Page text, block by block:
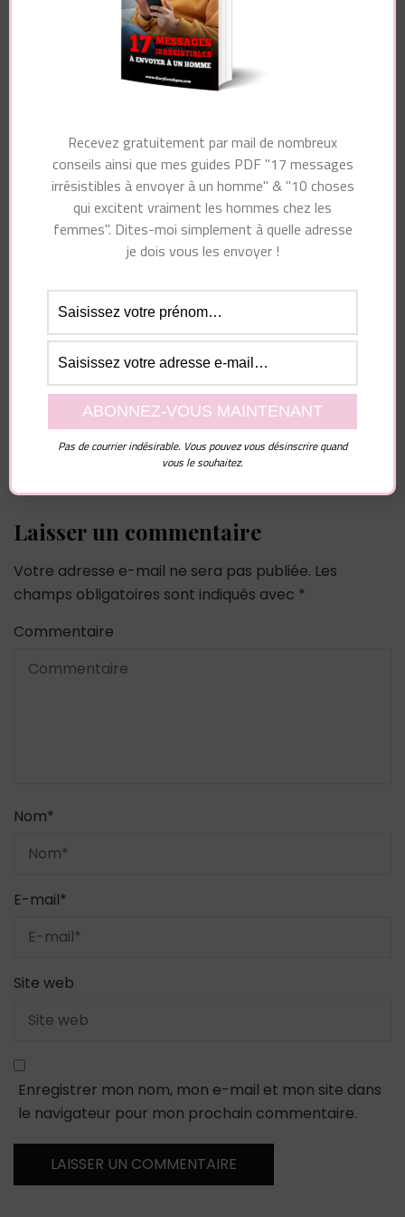
Essayez. Vous pouvez vous désinscrire à tout moment.
Navigation
d'article
Article précédent
7 Signes Qu’il Est
Temps De Rompre
Article suivant
5 Façons Dont Les
Hommes Traitent Les
Femmes Qu’ils
Vous pourriez également aimer...
Laisser un commentaire
Votre adresse e-mail ne sera pas publiée. Les
champs obligatoires sont indiqués avec *
Commentaire
Nom*
E-mail*
Site web
Enregistrer mon nom, mon e-mail et mon site dans
le navigateur pour mon prochain commentaire.
Recevez gratuitement par mail de nombreux
conseils ainsi que mes guides PDF "17 messages
irrésistibles à envoyer à un homme" & "10 choses
qui excitent vraiment les hommes chez les
femmes". Dites-moi simplement à quelle adresse
je dois vous les envoyer !
Pas de courrier indésirable. Vous pouvez vous désinscrire quand
vous le souhaitez.